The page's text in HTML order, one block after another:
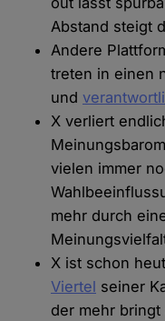
Abstand steigt
Andere
treten in einen
und
X verliert
vielen immer
mehr durch
X ist schon
Viertel seiner
der mehr